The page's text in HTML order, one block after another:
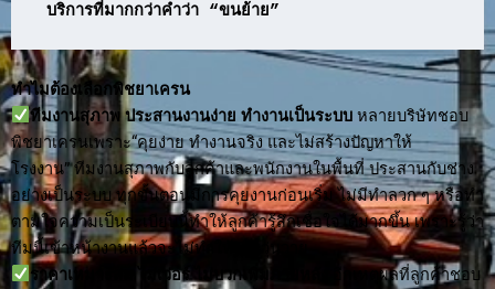
บริการที่มากกว่าคำว่า “ขนย้าย”
ทำไมต้องเลือกพิชยาเครน
ทีมงานสุภาพ ประสานงานง่าย ทำงานเป็นระบบ หลายบริษัทชอบ
พิชยาเครนเพราะ“คุยง่าย ทำงานจริง และไม่สร้างปัญหาให้
โรงงาน” ทีมงานสุภาพกับลูกค้าและพนักงานในพื้นที่ ประสานกับช่าง
อย่างเป็นระบบ ทุกขั้นตอนมีการคุยงานก่อนเริ่ม ไม่มีทำลวก ๆ หรือทำ
ตามใจความเป็นระเบียบนี้ทำให้ลูกค้ารู้สึกเชื่อใจได้มากขึ้น เพราะรู้ว่า
ทีมนี้เข้าหน้างานแล้วจะไม่ทำให้งานวุ่นวาย
ราคาเหมาะสม ไม่เว่อร์ ไม่บวกเพิ่มภายหลัง
อีกเหตุผลที่ลูกค้าชอบ